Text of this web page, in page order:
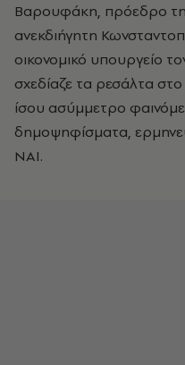
Βαρουφάκη, πρόεδρο
ανεκδιήγητη
οικονομικό υπουργείο
σχεδίαζε τα ρεσάλτα στο
ίσου ασύμμετρο
δημοψηφίσματα,
ΝΑΙ.